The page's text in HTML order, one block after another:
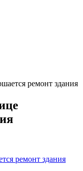
ремонт здания